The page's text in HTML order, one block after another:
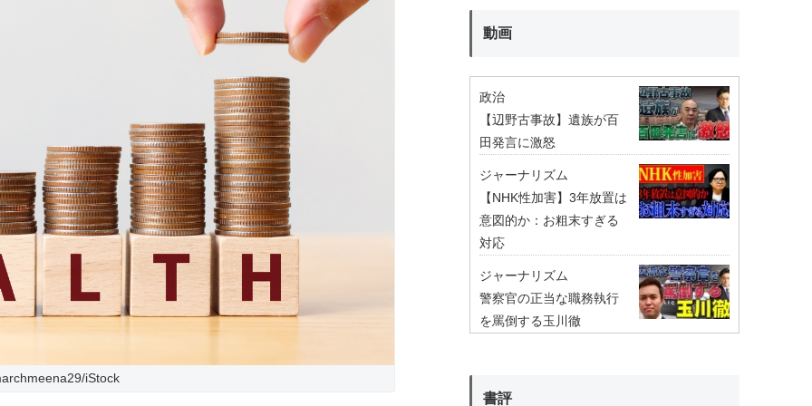
iStock
動画
政治
【辺野古事故】遺族が百
田発言に激怒
ジャーナリズム
【NHK性加害】3年放置は
意図的か：お粗末すぎる
対応
ジャーナリズム
警察官の正当な職務執行
を罵倒する玉川徹
書評